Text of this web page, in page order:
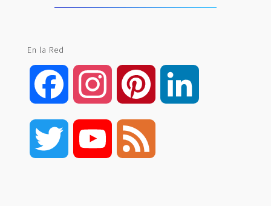
En la Red
Facebook Instagram Pinterest
Twitter YouTube